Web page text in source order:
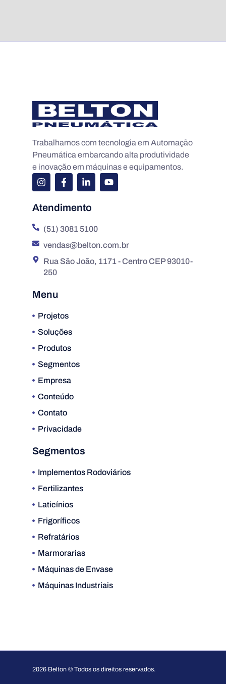
Trabalhamos com tecnologia em Automação
Pneumática embarcando alta produtividade
e inovação em máquinas e equipamentos.
Menu
Projetos
Soluções
Produtos
Segmentos
Empresa
Conteúdo
Contato
Privacidade
Segmentos
Implementos Rodoviários
Fertilizantes
Laticínios
Frigoríficos
Refratários
Marmorarias
Máquinas de Envase
Máquinas Industriais
Atendimento
(51) 3081 5100
vendas@belton.com.br
Rua São João, 1171 - Centro CEP 93010-
250
2026 Belton © Todos os direitos reservados.